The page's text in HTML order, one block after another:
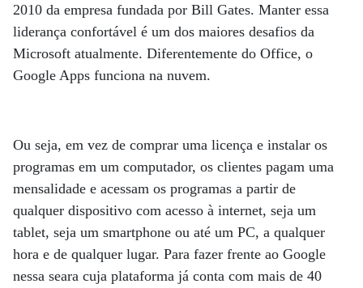
2010 da empresa fundada por Bill Gates. Manter essa
liderança confortável é um dos maiores desafios da
Microsoft atualmente. Diferentemente do Office, o
Google Apps funciona na nuvem.
Ou seja, em vez de comprar uma licença e instalar os
programas em um computador, os clientes pagam uma
mensalidade e acessam os programas a partir de
qualquer dispositivo com acesso à internet, seja um
tablet, seja um smartphone ou até um PC, a qualquer
hora e de qualquer lugar. Para fazer frente ao Google
nessa seara cuja plataforma já conta com mais de 40